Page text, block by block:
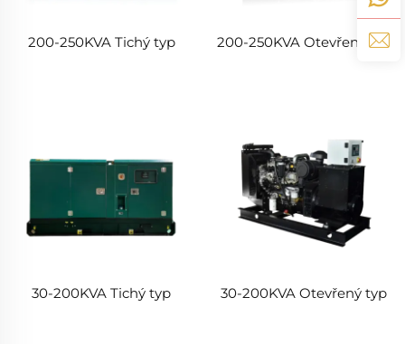
200-250KVA Tichý typ 200-250KVA Otevřený typ
30-200KVA Tichý typ 30-200KVA Otevřený typ